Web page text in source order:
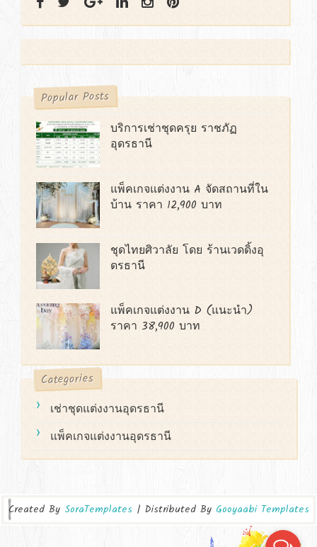
Popular Posts
บริการเช่าชุดครุย ราชภัฏ
อุดรธานี
แพ็คเกจแต่งงาน A จัดสถานที่ใน
บ้าน ราคา 12,900 บาท
ชุดไทยศิวาลัย โดย ร้านเวดดิ้งอุ
ดรธานี
แพ็คเกจแต่งงาน D (แนะนำ)
ราคา 38,900 บาท
Categories
เช่าชุดแต่งงานอุดรธานี
แพ็คเกจแต่งงานอุดรธานี
Created By SoraTemplates | Distributed By Gooyaabi Templates